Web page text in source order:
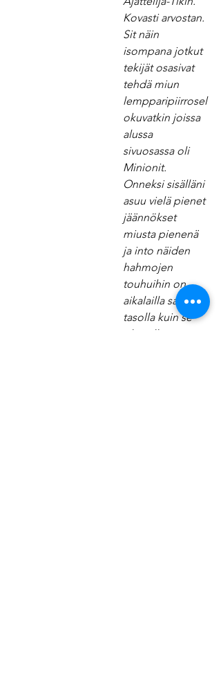
Kovasti arvostan.
Sit näin
isompana jotkut
tekijät osasivat
tehdä miun
lempparipiirrosel
okuvatkin joissa
alussa
sivuosassa oli
Minionit.
Onneksi sisälläni
asuu vielä pienet
jäännökset
miusta pienenä
ja into näiden
hahmojen
touhuihin on
aikalailla samalla
tasolla kuin se
olisi ollut